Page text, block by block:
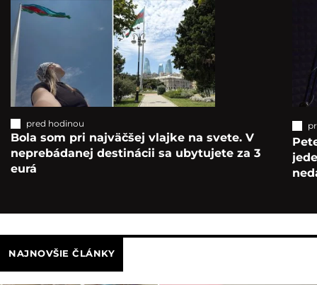
pred hodinou
Bola som pri najväčšej vlajke na svete. V
neprebádanej destinácii sa ubytujete za 3
eurá
NAJNOVŠIE ČLÁNKY